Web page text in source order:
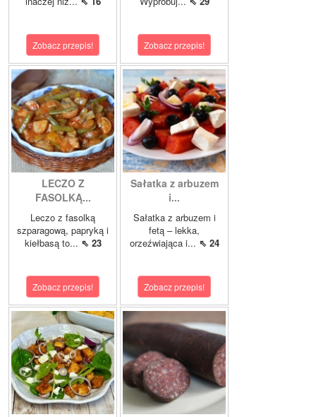
Zobacz przepis! Zobacz przepis!
LECZO Z
FASOLKĄ...
Leczo z fasolką
szparagową, papryką i
kiełbasą to... ⇖ 23
Zobacz przepis!
Sałatka z arbuzem
i...
Sałatka z arbuzem i
fetą – lekka,
orzeźwiająca i... ⇖ 24
Zobacz przepis!